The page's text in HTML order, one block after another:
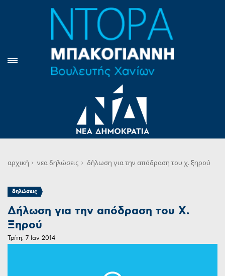
αρχική νεα δηλώσεις δήλωση για την απόδραση του χ. ξηρού
δηλώσεις
Δήλωση για την απόδραση του Χ.
Ξηρού
Τρίτη, 7 Ιαν 2014